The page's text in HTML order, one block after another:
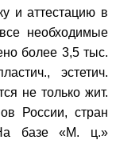
и аттестацию в
необходимые
более 3,5 тыс.
эстетич.
не только жит.
России, стран
На базе «М. ц.»